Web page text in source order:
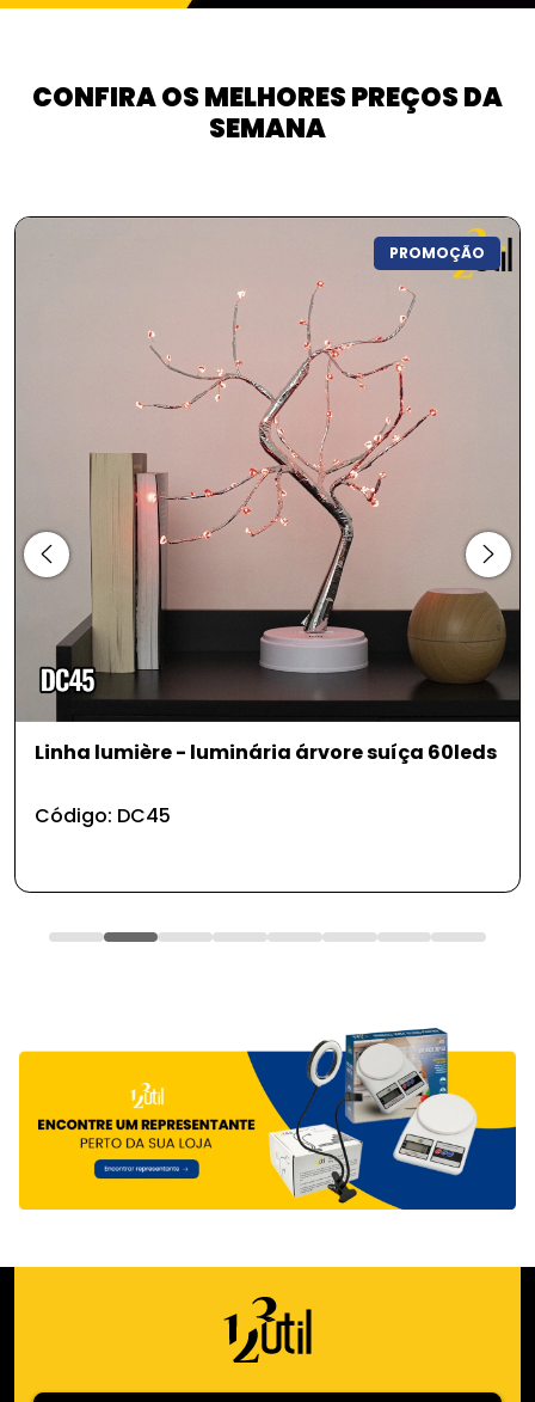
CONFIRA OS MELHORES PREÇOS DA
SEMANA
PROMOÇÃO
Brinquedo pet - bola corações com som